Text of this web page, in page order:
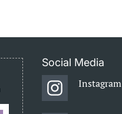
Social Media
Instagram